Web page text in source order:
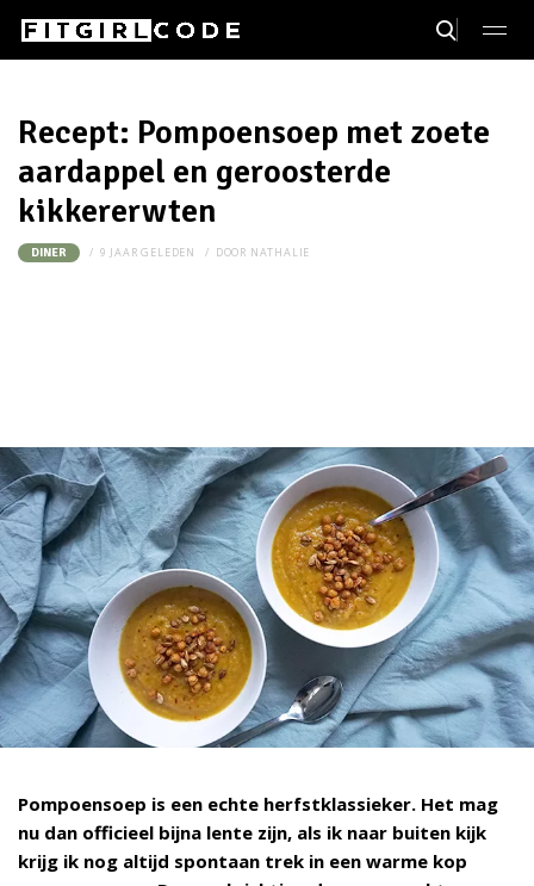
Recept: Pompoensoep met zoete
aardappel en geroosterde
kikkererwten
DINER 9 JAAR GELEDEN DOOR NATHALIE
Pompoensoep is een echte herfstklassieker. Het mag
nu dan officieel bijna lente zijn, als ik naar buiten kijk
krijg ik nog altijd spontaan trek in een warme kop